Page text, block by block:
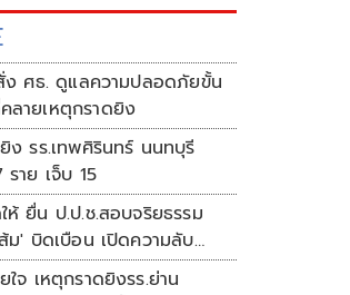
ศธ. ดูแลความปลอดภัยขั้น
ลายเหตุกราดยิง
ง รร.เทพศิรินทร์ นนทบุรี
ราย เจ็บ 15
ยธรรม
ม' บิดเบือน เปิดความลับ
าร'
ใจ เหตุกราดยิงรร.ย่าน